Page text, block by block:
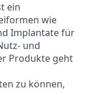
ein
wie
Implantate für
und
Produkte geht
zu können,